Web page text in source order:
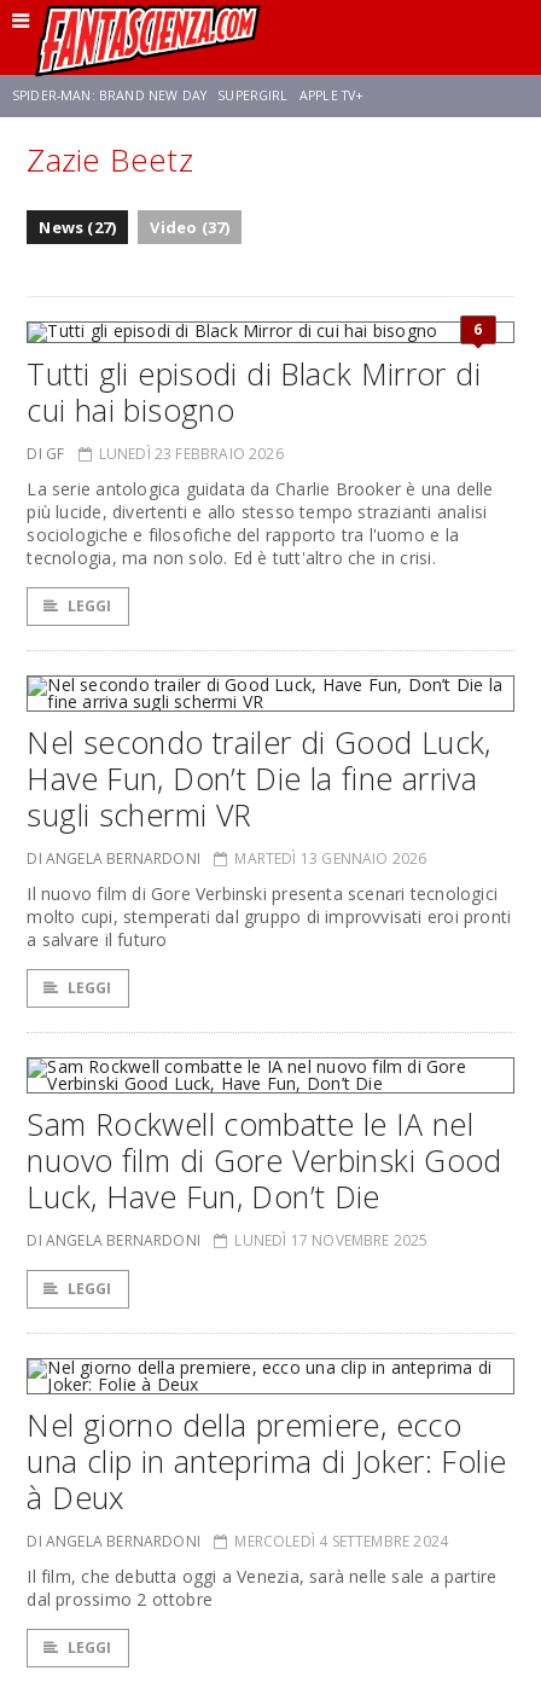
SPIDER-MAN: BRAND NEW DAY SUPERGIRL APPLE TV+
FRANCO RICCIARDIELLO ZENDAYA
Zazie Beetz
News (27) Video (37)
6
Tutti gli episodi di Black Mirror di
cui hai bisogno
DI GF LUNEDÌ 23 FEBBRAIO 2026
La serie antologica guidata da Charlie Brooker è una delle
più lucide, divertenti e allo stesso tempo strazianti analisi
sociologiche e filosofiche del rapporto tra l'uomo e la
tecnologia, ma non solo. Ed è tutt'altro che in crisi.
LEGGI
Nel secondo trailer di Good Luck,
Have Fun, Don’t Die la fine arriva
sugli schermi VR
DI ANGELA BERNARDONI MARTEDÌ 13 GENNAIO 2026
Il nuovo film di Gore Verbinski presenta scenari tecnologici
molto cupi, stemperati dal gruppo di improvvisati eroi pronti
a salvare il futuro
LEGGI
Sam Rockwell combatte le IA nel
nuovo film di Gore Verbinski Good
Luck, Have Fun, Don’t Die
DI ANGELA BERNARDONI LUNEDÌ 17 NOVEMBRE 2025
LEGGI
Nel giorno della premiere, ecco
una clip in anteprima di Joker: Folie
à Deux
DI ANGELA BERNARDONI MERCOLEDÌ 4 SETTEMBRE 2024
Il film, che debutta oggi a Venezia, sarà nelle sale a partire
dal prossimo 2 ottobre
LEGGI